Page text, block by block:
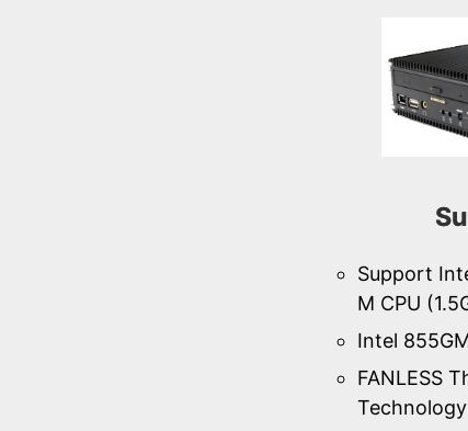
Support
M CPU
Intel
FANLESS
Technology